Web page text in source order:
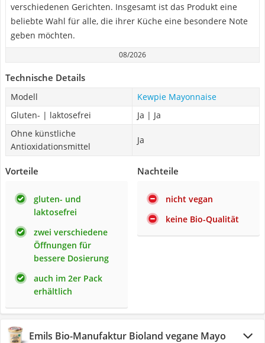
verschiedenen Gerichten. Insgesamt ist das Produkt eine
beliebte Wahl für alle, die ihrer Küche eine besondere Note
geben möchten.
08/2026
Technische Details
Modell
Kewpie Mayonnaise
Gluten- | laktosefrei
Ja | Ja
Ohne künstliche
Antioxidationsmittel
Ja
Vorteile
gluten- und
laktosefrei
zwei verschiedene
Öffnungen für
bessere Dosierung
auch im 2er Pack
erhältlich
Nachteile
nicht vegan
keine Bio-Qualität
Emils Bio-Manufaktur Bioland vegane Mayo